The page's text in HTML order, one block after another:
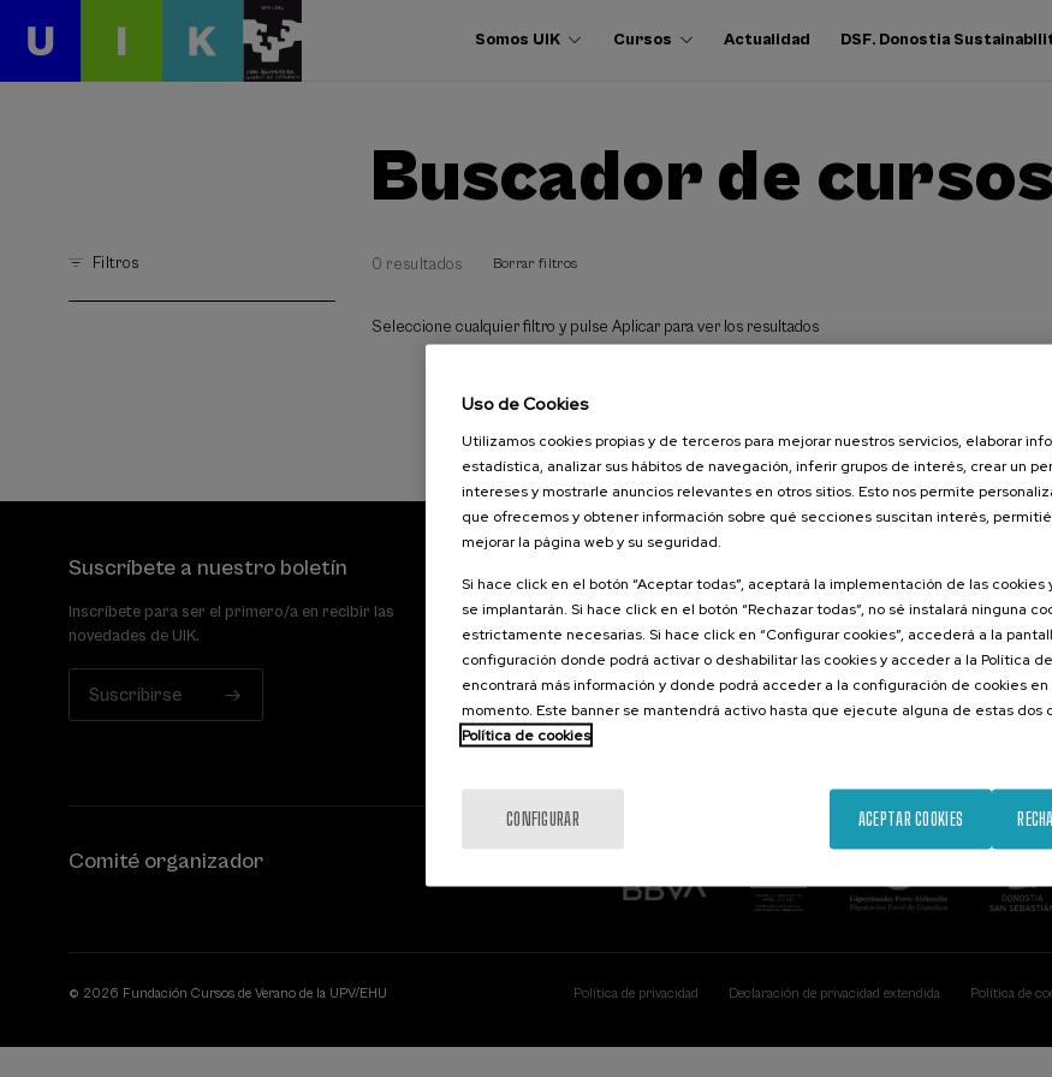
Somos UIK Cursos Actualidad DSF. Donostia
Buscador de cursos
Filtros 0 resultados Borrar filtros
Seleccione cualquier filtro y pulse Aplicar para ver los resultados
Suscríbete a nuestro boletín
Inscríbete para ser el primero/a en recibir las
novedades de UIK.
Suscribirse
Palacio Miramar
Paseo de Miraconcha, 48
20007 Donostia / San Sebastián
Gipuzkoa, Spain
Contacta con nosotros
Actividades
Comité organizador
© 2026 Fundación Cursos de Verano de la UPV/EHU Política de privacidad Declaración de privacidad extendida Política de
Uso de Cookies
Utilizamos cookies propias y de terceros para mejorar nuestros servicios, elaborar
estadística, analizar sus hábitos de navegación, inferir grupos de interés, crear un
intereses y mostrarle anuncios relevantes en otros sitios. Esto nos permite
que ofrecemos y obtener información sobre qué secciones suscitan interés,
mejorar la página web y su seguridad.
Si hace click en el botón “Aceptar todas”, aceptará la implementación de las cookies
se implantarán. Si hace click en el botón “Rechazar todas”, no sé instalará ninguna
estrictamente necesarias. Si hace click en “Configurar cookies”, accederá a la
configuración donde podrá activar o deshabilitar las cookies y acceder a la Política
encontrará más información y donde podrá acceder a la configuración de cookies
momento. Este banner se mantendrá activo hasta que ejecute alguna de estas dos
Política de cookies
CONFIGURAR ACEPTAR COOKIES